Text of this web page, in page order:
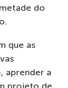
do
que as
aprender a